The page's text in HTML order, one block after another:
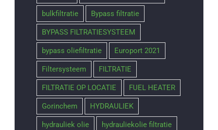
bulkfiltratie Bypass filtratie
BYPASS FILTRATIESYSTEEM
bypass oliefiltratie Europort 2021
Filtersysteem FILTRATIE
FILTRATIE OP LOCATIE FUEL HEATER
Gorinchem HYDRAULIEK
hydrauliek olie hydrauliekolie filtratie